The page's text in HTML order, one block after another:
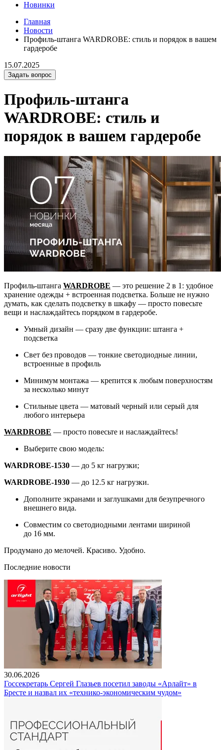
Новинки
Главная
Новости
Профиль-штанга WARDROBE: стиль и порядок в вашем
гардеробе
15.07.2025
Задать вопрос
Профиль-штанга
WARDROBE: стиль и
порядок в вашем гардеробе
Профиль-штанга WARDROBE — это решение 2 в 1: удобное
хранение одежды + встроенная подсветка. Больше не нужно
думать, как сделать подсветку в шкафу — просто повесьте
вещи и наслаждайтесь порядком в гардеробе.
Умный дизайн — сразу две функции: штанга +
подсветка
Свет без проводов — тонкие светодиодные линии,
встроенные в профиль
Минимум монтажа — крепится к любым поверхностям
за несколько минут
Стильные цвета — матовый черный или серый для
любого интерьера
WARDROBE — просто повесьте и наслаждайтесь!
Выберите свою модель:
WARDROBE-1530 — до 5 кг нагрузки;
WARDROBE-1930 — до 12.5 кг нагрузки.
Дополните экранами и заглушками для безупречного
внешнего вида.
Совместим со светодиодными лентами шириной
до 16 мм.
Продумано до мелочей. Красиво. Удобно.
Последние новости
30.06.2026
Госсекретарь Сергей Глазьев посетил заводы «Арлайт» в
Бресте и назвал их «технико-экономическим чудом»